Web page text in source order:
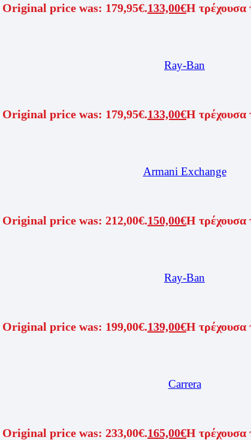
Original price was: 179,95€.133,00€Η τρέχουσα
Ray-Ban
Original price was: 179,95€.133,00€Η τρέχουσα
Armani Exchange
Original price was: 212,00€.150,00€Η τρέχουσα
Ray-Ban
Original price was: 199,00€.139,00€Η τρέχουσα
Carrera
Original price was: 233,00€.165,00€Η τρέχουσα